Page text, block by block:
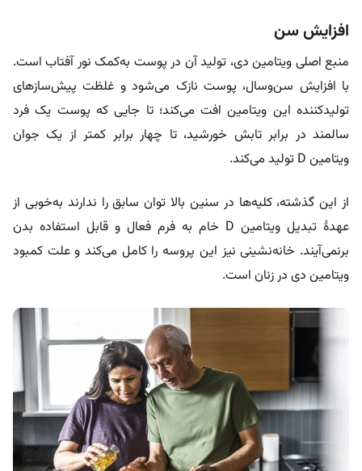
افزایش سن
منبع اصلی ویتامین دی، تولید آن در پوست به‌کمک نور آفتاب است.
با افزایش سن‌و‌سال، پوست نازک‌ می‌شود و غلظت پیش‌سازهای
تولیدکننده این ویتامین افت می‌کند؛ تا جایی که پوست یک فرد
سالمند در برابر تابش خورشید، تا چهار برابر کمتر از یک جوان
ویتامین D تولید می‌کند.
از این گذشته، کلیه‌ها در سنین بالا توان سابق را ندارند به‌خوبی از
عهدۀ تبدیل ویتامین D خام به فرم فعال و قابل استفاده بدن
برنمی‌آیند. خانه‌نشینی نیز این پروسه را کامل می‌کند و علت کمبود
ویتامین دی در زنان است.